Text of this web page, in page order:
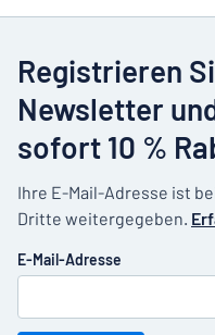
Registrieren
Newsletter
sofort 10 %
Ihre E-Mail-Adresse ist
Dritte weitergegeben.
E-Mail-Adresse